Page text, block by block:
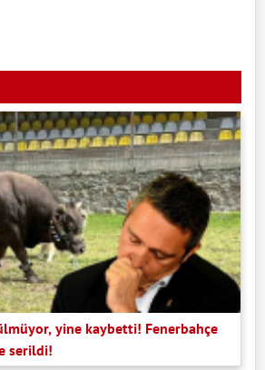
yine kaybetti! Fenerbahçe
serildi!